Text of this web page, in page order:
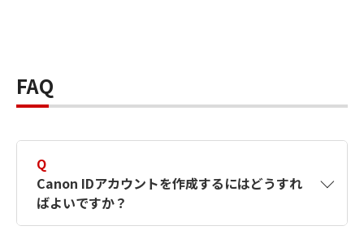
FAQ
Q
Canon IDアカウントを作成するにはどうすれ
ばよいですか？